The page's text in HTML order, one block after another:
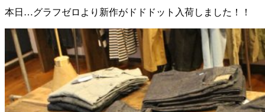
本日…グラフゼロより新作がドドドット入荷しました！！